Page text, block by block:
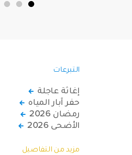
التبرعات
إغاثة عاجلة
حفر آبار المياه
رمضان 2026
الأضحى 2026
مزيد من التفاصيل